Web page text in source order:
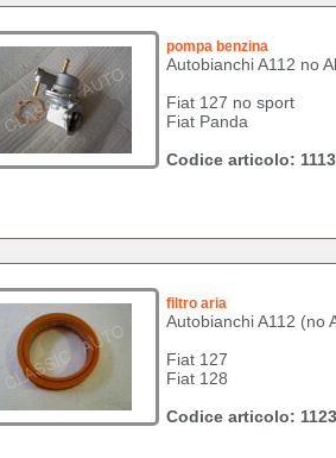
pompa benzina
Autobianchi A112 no
Fiat 127 no sport
Fiat Panda
Codice articolo:
filtro aria
Autobianchi A112 (no
Fiat 127
Fiat 128
Codice articolo: